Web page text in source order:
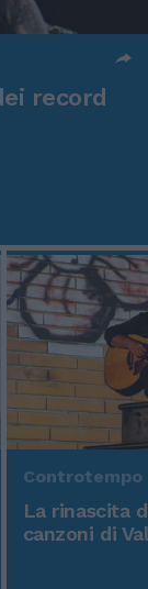
record
Controtempo
La rinascita
canzoni di